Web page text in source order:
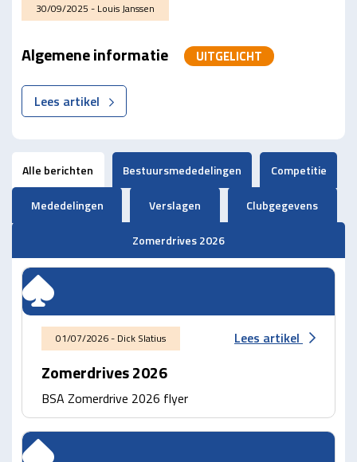
30/09/2025 - Louis Janssen
Algemene informatie UITGELICHT
Lees artikel
Alle berichten Bestuursmededelingen Competitie
Mededelingen Verslagen Clubgegevens
Zomerdrives 2026
01/07/2026 - Dick Slatius
Zomerdrives 2026
BSA Zomerdrive 2026 flyer
Lees artikel